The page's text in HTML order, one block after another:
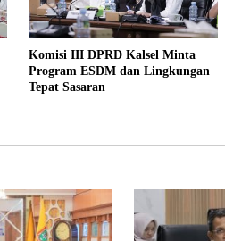
Komisi III DPRD Kalsel Minta
Program ESDM dan Lingkungan
Tepat Sasaran